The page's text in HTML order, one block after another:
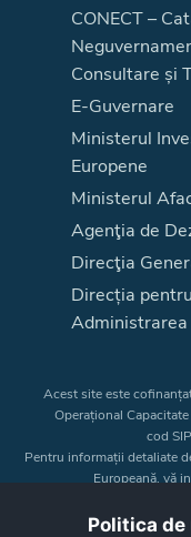
CONECT –
Consultare și
E-Guvernare
Ministerul
Europene
Ministerul
Agenţia de
Direcţia
Direcția
Acest site este
Operațional
cod
Pentru informații detaliate
Europeană, vă
a Uniunii
Politica